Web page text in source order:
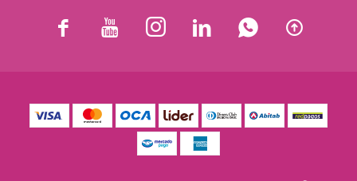
     